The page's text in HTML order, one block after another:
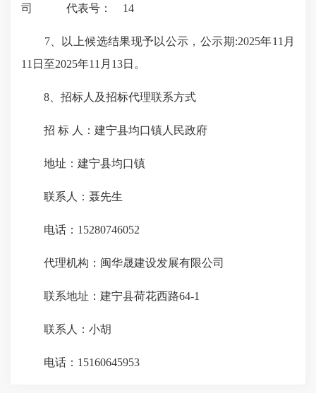
司 代表号： 14
7、以上候选结果现予以公示，公示期:2025年11 月
11 日至2025年11 月 13日。
8 、招标人及招标代理联系方式
招 标 人：建宁县均口镇人民政府
地址：建宁县均口镇
联系人：聂先生
电话：15280746052
代理机构：闽华晟建设发展有限公司
联系地址：建宁县荷花西路64-1
联系人：小胡
电话：15160645953